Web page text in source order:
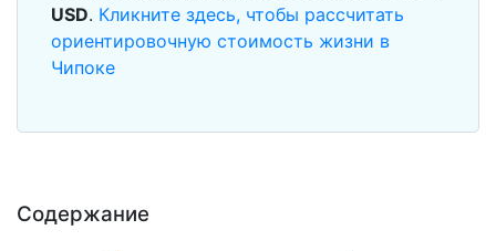
Содержание
USD. Кликните здесь, чтобы рассчитать
ориентировочную стоимость жизни в
Чипоке